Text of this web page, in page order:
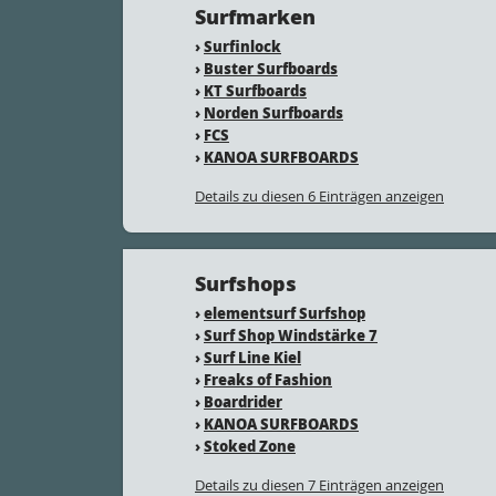
Surfmarken
›Surfinlock
› Buster Surfboards
› KT Surfboards
› Norden Surfboards
› FCS
› KANOA SURFBOARDS
Details zu diesen 6 Einträgen anzeigen
Surfshops
›elementsurf Surfshop
›Surf Shop Windstärke 7
›Surf Line Kiel
› Freaks of Fashion
› Boardrider
› KANOA SURFBOARDS
›Stoked Zone
Details zu diesen 7 Einträgen anzeigen